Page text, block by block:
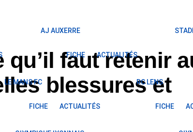
AJ AUXERRE
FICHE ACTUALITÉS
LE MANS FC
FICHE ACTUALITÉS
RC LENS
FICHE
qu’il faut retenir
blessures et